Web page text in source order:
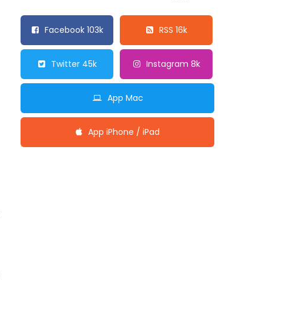
Facebook 103k RSS 16k
Twitter 45k Instagram 8k
App Mac
App iPhone / iPad